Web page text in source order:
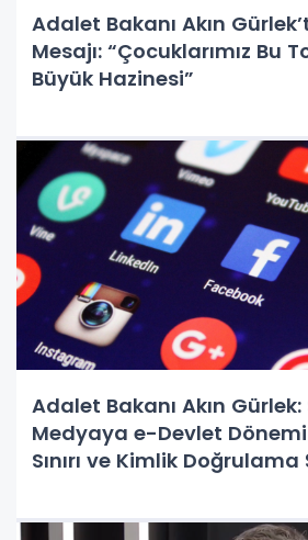
Adalet Bakanı Akın
Mesajı: “Çocuklarımız Bu
Büyük Hazinesi”
Adalet Bakanı Akın
Medyaya e-Devlet Dönemi
Sınırı ve Kimlik Doğrulama